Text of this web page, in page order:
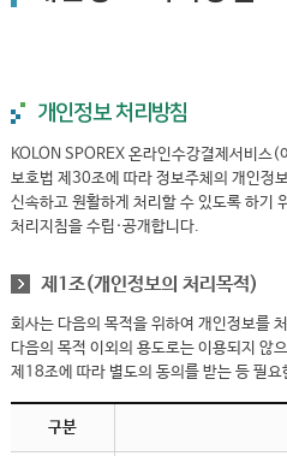
개인정보 처리방침
KOLON SPOREX 온라인수강결제서비스
보호법 제30조에 따라 정보주체의 개인정
신속하고 원활하게 처리할 수 있도록 하기
처리지침을 수립·공개합니다.
제1조(개인정보의 처리목적)
회사는 다음의 목적을 위하여 개인정보를
다음의 목적 이외의 용도로는 이용되지 않
제18조에 따라 별도의 동의를 받는 등 필
구분